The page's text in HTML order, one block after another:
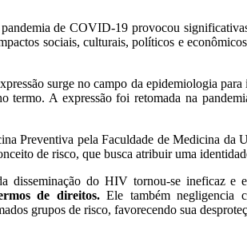
de COVID-19 provocou
sociais, culturais, políticos e
surge no campo da epidemiologia
termo. A expressão foi retomada na
Preventiva pela Faculdade de Medicina da
de risco, que busca atribuir uma
disseminação do HIV tornou-se ineficaz
de direitos.Ele também negligencia
grupos de risco, favorecendo sua